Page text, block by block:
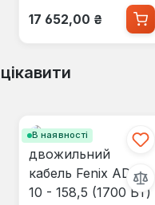
Звичайна ціна:
17 652,00 ₴
В наявності